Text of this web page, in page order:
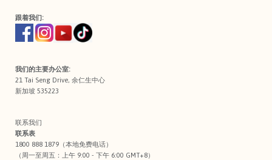
跟着我们:
我们的主要办公室:
21 Tai Seng Drive, 余仁生中心
新加坡 535223
联系我们
联系表
1800 888 1879（本地免费电话）
（周一至周五：上午 9:00 - 下午 6:00 GMT+8）